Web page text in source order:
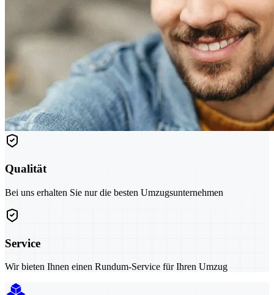
Qualität
Bei uns erhalten Sie nur die besten Umzugsunternehmen
Service
Wir bieten Ihnen einen Rundum-Service für Ihren Umzug